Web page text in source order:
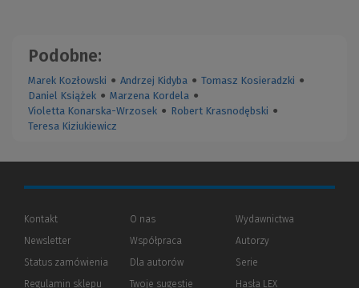
Podobne:
Marek Kozłowski ● Andrzej Kidyba ● Tomasz Kosieradzki ●
Daniel Książek ● Marzena Kordela ●
Violetta Konarska-Wrzosek ● Robert Krasnodębski ●
Teresa Kiziukiewicz
Kontakt
Newsletter
Status zamówienia
Regulamin sklepu
O nas
Współpraca
Dla autorów(Nowe
(Link
Twoje sugestie
Wydawnictwa
Autorzy
Serie
Hasła LEX